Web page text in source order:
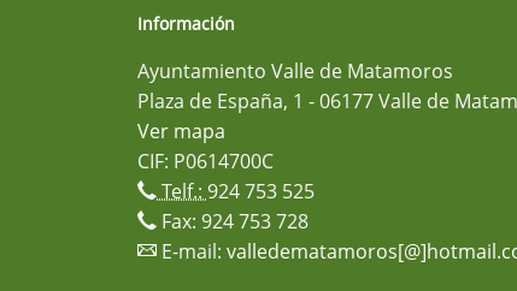
Información
Ayuntamiento Valle de Matamoros
Plaza de España, 1 - 06177 Valle de
Ver mapa
CIF: P0614700C
Telf.: 924 753 525
Fax: 924 753 728
E-mail: